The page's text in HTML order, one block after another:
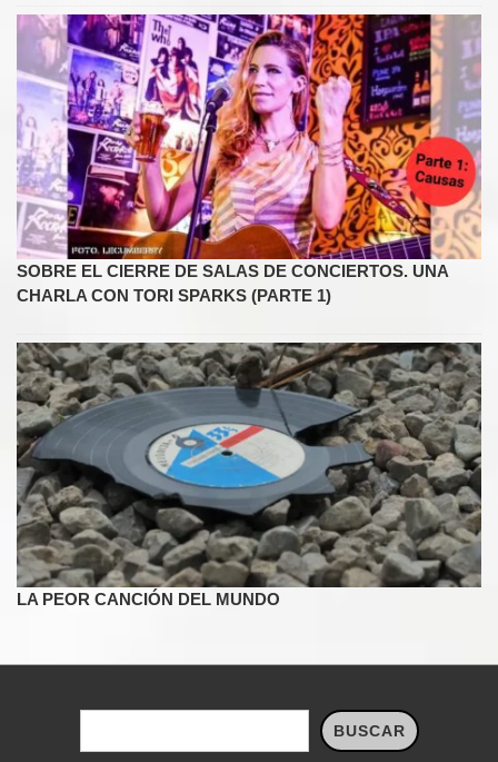
SOBRE EL CIERRE DE SALAS DE CONCIERTOS. UNA
CHARLA CON TORI SPARKS (PARTE 1)
LA PEOR CANCIÓN DEL MUNDO
BUSCAR